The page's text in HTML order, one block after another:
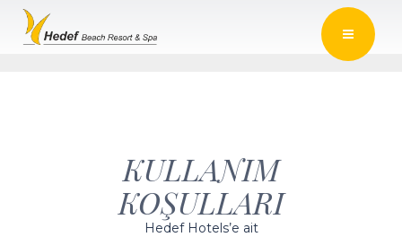
KULLANIM
KOŞULLARI
Hedef Hotels’e ait